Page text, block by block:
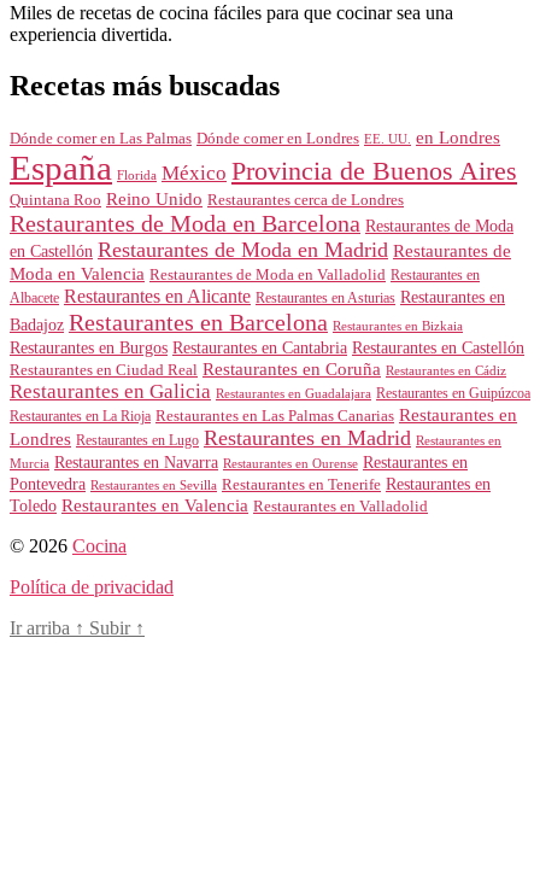
Miles de recetas de cocina fáciles para que cocinar sea una
experiencia divertida.
Recetas más buscadas
Dónde comer en Las Palmas Dónde comer en Londres EE. UU. en Londres
España Florida México Provincia de Buenos Aires
Quintana Roo Reino Unido Restaurantes cerca de Londres
Restaurantes de Moda en Barcelona Restaurantes de Moda
en Castellón Restaurantes de Moda en Madrid Restaurantes de
Moda en Valencia Restaurantes de Moda en Valladolid Restaurantes en
Albacete Restaurantes en Alicante Restaurantes en Asturias Restaurantes en
Badajoz Restaurantes en Barcelona Restaurantes en Bizkaia
Restaurantes en Burgos Restaurantes en Cantabria Restaurantes en Castellón
Restaurantes en Ciudad Real Restaurantes en Coruña Restaurantes en Cádiz
Restaurantes en Galicia Restaurantes en Guadalajara Restaurantes en Guipúzcoa
Restaurantes en La Rioja Restaurantes en Las Palmas Canarias Restaurantes en
Londres Restaurantes en Lugo Restaurantes en Madrid Restaurantes en
Murcia Restaurantes en Navarra Restaurantes en Ourense Restaurantes en
Pontevedra Restaurantes en Sevilla Restaurantes en Tenerife Restaurantes en
Toledo Restaurantes en Valencia Restaurantes en Valladolid
© 2026 Cocina
Política de privacidad
Ir arriba ↑ Subir ↑